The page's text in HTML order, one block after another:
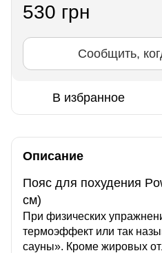
530 грн
Сообщить,
В избранное
Описание
Пояс для похудения
см)
При физических
термоэффект или так
сауны». Кроме жировых